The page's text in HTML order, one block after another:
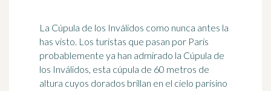
La Cúpula de los Inválidos como nunca antes la
has visto. Los turistas que pasan por París
probablemente ya han admirado la Cúpula de
los Inválidos, esta cúpula de 60 metros de
altura cuyos dorados brillan en el cielo parisino